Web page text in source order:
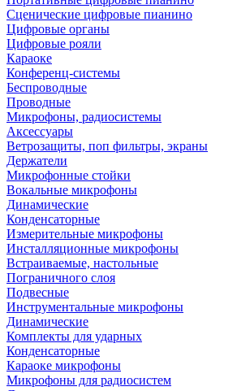
Сценические цифровые пианино
Цифровые органы
Цифровые рояли
Караоке
Конференц-системы
Беспроводные
Проводные
Микрофоны, радиосистемы
Аксессуары
Ветрозащиты, поп фильтры, экраны
Держатели
Микрофонные стойки
Вокальные микрофоны
Динамические
Конденсаторные
Измерительные микрофоны
Инсталляционные микрофоны
Встраиваемые, настольные
Пограничного слоя
Подвесные
Инструментальные микрофоны
Динамические
Комплекты для ударных
Конденсаторные
Караоке микрофоны
Микрофоны для радиосистем